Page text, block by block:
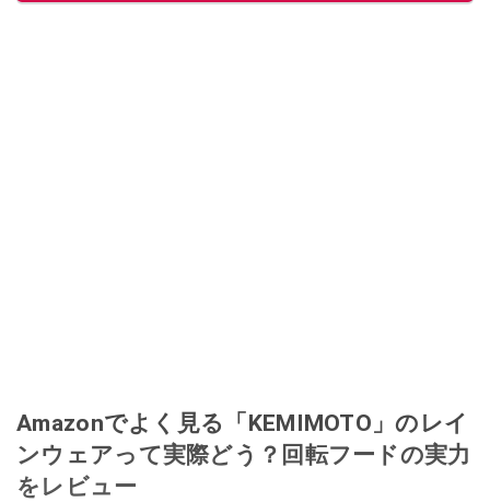
Amazonでよく見る「KEMIMOTO」のレイ
ンウェアって実際どう？回転フードの実力
をレビュー